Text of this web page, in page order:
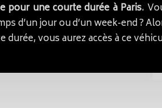
pour une courte durée à Paris.
d’un jour ou d’un week-end ?
vous aurez accès à ce